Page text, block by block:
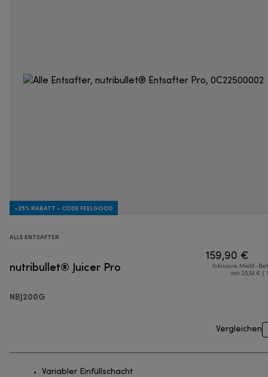
-25% RABATT - CODE FEELGOOD
ALLE ENTSAFTER
nutribullet® Juicer Pro
NBJ200G
159,90 €
Inklusive MwSt.-
von 25,53 € (
Vergleichen
Variabler Einfüllschacht